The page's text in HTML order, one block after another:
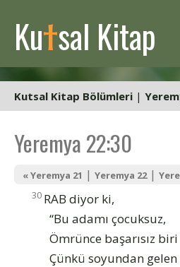
Kutsal Kitap
Kutsal Kitap Bölümleri |
Yeremya 22:30
« Yeremya 21 | Yeremya 22|
30 RAB diyor ki,
“Bu adamı çocuksuz,
Ömrünce başarısız
Çünkü soyundan